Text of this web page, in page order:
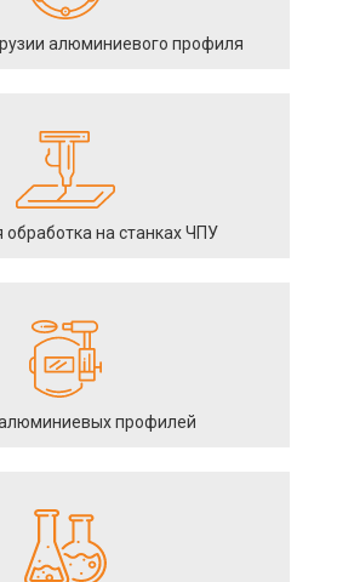
алюминиевого профиля
на станках ЧПУ
профилей